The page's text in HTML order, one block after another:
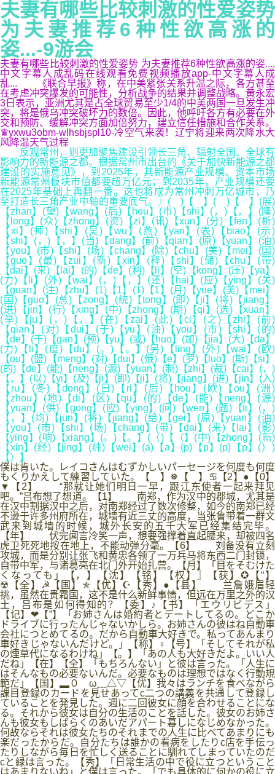
夫妻有哪些比较刺激的性爱姿势
为夫妻推荐6种性欲高涨的
姿...-9游会
夫妻有哪些比较刺激的性爱姿势 为夫妻推荐6种性欲高涨的姿...,
中文字幕人成乱码在线观看免费视频播放app-中文字幕人成
乱... 《联合早报》称，在中美紧张关系升温之际，各方甚至
在考虑冲突爆发的可能性，分析战争的结果并调整战略。黄永宏
3日表示，亚洲尤其是占全球贸易至少1/4的中美两国一旦发生冲
突，将是俄乌冲突破坏力的数倍。因此，他呼吁各方有必要在外
交和预防、缓解冲突方面加倍努力，建立信任措施和合作关系。
♛yxwu3obm-wlhsbjspl10-冷空气来袭！辽宁将迎来两次降水大
风降温天气过程
反观常州，则更加聚焦建设引领长三角、辐射全国、全球有
影响力的新能源之都。根据常州市出台的《关于加快新能源之都
建设的实施意见》，到2025年，其新能源产业规模、资本市场
新能源常州板块市值都要超万亿元；到2035年，产业规模还要
在2025年基础上再翻一番。这也将成为常州冲刺万亿城市，乃
至打造长三角产业中轴的重要底气。〗( )【 】( )【 】(展)
【zhan】(望)【wang】(后)【hou】(市)【shi】(，)【，】(隆)
【long】(众)【zhong】(资)【zi】(讯)【xun】(分)【fen】(析)
【xi】(师)【shi】(吴)【wu】(燕)【yan】(表)【biao】(示)
【shi】(，)【，】(当)【dang】(前)【qian】(原)【yuan】(油)
【you】(市)【shi】(场)【chang】(除)【chu】(美)【mei】(国)
【guo】(最)【zui】(新)【xin】(释)【shi】(储)【chu】(带)
【dai】(来)【lai】(的)【de】(利)【li】(空)【kong】(压)【ya】
(力)【li】(外)【wai】(，)【，】(还)【hai】(应)【ying】(关)
【guan】(注)【zhu】(1)【1】(1)【1】(月)【yue】(美)【mei】
(国)【guo】(总)【zong】(统)【tong】(即)【ji】(将)【jiang】
(进)【jin】(行)【xing】(中)【zhong】(期)【qi】(选)【xuan】
(举)【ju】(，)【，】(在)【zai】(此)【ci】(之)【zhi】(前)
【qian】(对)【dui】(于)【yu】(油)【you】(市)【shi】(的)
【de】(干)【gan】(预)【yu】(或)【huo】(加)【jia】(大)【da】
(力)【li】(度)【du】(。)【。】(另)【ling】(外)【wai】(欧)
【ou】(盟)【meng】(对)【dui】(俄)【e】(罗)【luo】(斯)【si】
(的)【de】(能)【neng】(源)【yuan】(制)【zhi】(裁)【cai】(，)
【，】(以)【yi】(及)【ji】(即)【ji】(将)【jiang】(进)【jin】(入)
【ru】(冬)【dong】(日)【ri】(后)【hou】(欧)【ou】(洲)
【zhou】(地)【di】(区)【qu】(的)【de】(能)【neng】(源)
【yuan】(供)【gong】(应)【ying】(问)【wen】(题)【ti】(，)
【，】(均)【jun】(将)【jiang】(给)【gei】(原)【yuan】(油)
【you】(市)【shi】(场)【chang】(带)【dai】(来)【lai】(影)
【ying】(响)【xiang】(。)【。】(（)【（】(中)【zhong】(新)
【xin】(经)【jing】(纬)【wei】(a)【a】(p)【p】(p)【p】(）)
【）】
僕は肯いた。レイコさんはむずかしいパーセージを何度も何度
もくりかえして練習していた。【 】❅【 】♋【2】●【0】
▼【2】 “那就让她们明日一早，跟江东使者一起来拜见
吧。”吕布想了想道。【1】 南郑，作为汉中的郡城，尤其是
在汉中割据汉中之后，对南郑经过了数次修整，如今的南郑已经
不逊于许多州府所在，城墙有近三丈的高度，当张鲁带着一群文
武来到城墙的时候，城外长安的五千大军已经集结完毕。
【年】 伏完闻言冷笑一声，想要强撑着直起腰来，却被四名
虎卫死死地按在地上，不能动弹分毫。【6】 刘备没有立刻
攻城，而是分别让张飞和黄忠各领了一万兵马将东西二门封锁，
自带中军，与诸葛亮在北门外开始扎营。【月】「目をそむけた
くなっても」【，】【沈】【铭】【权】〗【获】✪【“】
☢【全】☭【国】✯【优】☪【秀】●【县】 兰詹娥眉轻
挑，虽然在贵霜国，这不是什么新鲜事情，但远在万里之外的汉
土，吕布是如何得知的？【委】♪【书】「エウリビデス」
【记】❤【”】「お姉さんは婚約者とデートしてるの。どこか
ドライブに行ったんじゃないかしら。お姉さんの彼はね自動車
会社につとめてるの。だから自動車大好きで。私ってあんまり
車好きじゃないんだけど。」【称】♀【号】「そしてそれが私
の煙草代になるわけね」【。】「あの人も大好きだよ。いい人
だね」【在】【全】「もちろんない」と彼は言った。「人生に
はそんなもの必要ないんだ。必要なものは理想ではなく行動規
範だ」【国】▂０＾ω﹏△▽【优】我々はランチを食べながら
課目登録のカードを見せあってc二つの講義を共通して登録し
ていることを発見した。週に二回彼女に顔を合わせることにな
る。それから彼女は自分の生活のことを話した。彼女のお姉さ
んも彼女もしばらくのあいだアパート暮しになじめなかった。
何故ならそれは彼女たちのそれまでの人生に比べてあまりにも
楽だったからだ。自分たちは誰かの看病をしたりc店を手伝っ
たりしながら毎日を忙しく送ることに馴れてしまっていたのだ
cと緑は言った。【秀】「日常生活の中で役に立つということ
はあまりないね」と僕は言った。「でも具体的に何かの役に立